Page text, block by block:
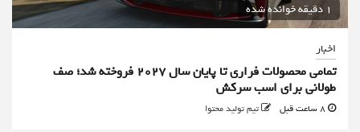
1 دقیقه خوانده شده
اخبار
تمامی محصولات فراری تا پایان سال ۲۰۲۷ فروخته شد؛ صف
طولانی برای اسب سرکش
تیم تولید محتوا